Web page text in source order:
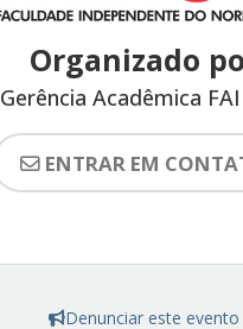
Organizado
Gerência Acadêmica
ENTRAR EM
Denunciar este evento